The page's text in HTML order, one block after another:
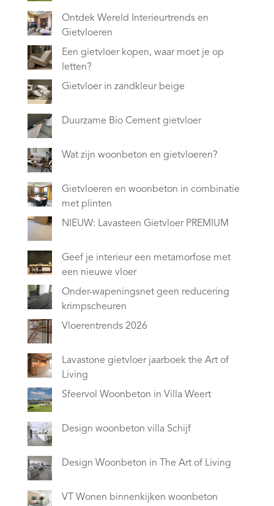
Ontdek Wereld Interieurtrends en
Gietvloeren
Een gietvloer kopen, waar moet je op
letten?
Gietvloer in zandkleur beige
Duurzame Bio Cement gietvloer
Wat zijn woonbeton en gietvloeren?
Gietvloeren en woonbeton in combinatie
met plinten
NIEUW: Lavasteen Gietvloer PREMIUM
Geef je interieur een metamorfose met
een nieuwe vloer
Onder-wapeningsnet geen reducering
krimpscheuren
Vloerentrends 2026
Lavastone gietvloer jaarboek the Art of
Living
Sfeervol Woonbeton in Villa Weert
Design woonbeton villa Schijf
Design Woonbeton in The Art of Living
VT Wonen binnenkijken woonbeton